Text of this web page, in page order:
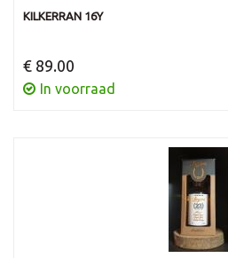
KILKERRAN 16Y
€ 89.00
In voorraad